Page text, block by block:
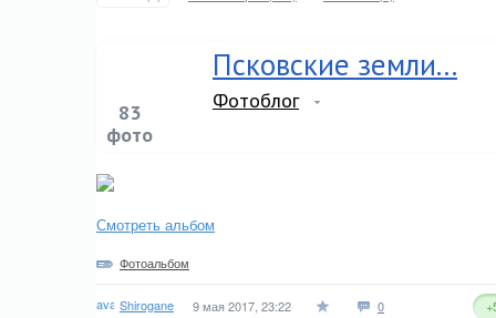
83
фото
Псковские земли...
Фотоблог
Смотреть альбом
Фотоальбом
Shirogane 9 мая 2017, 23:22 0